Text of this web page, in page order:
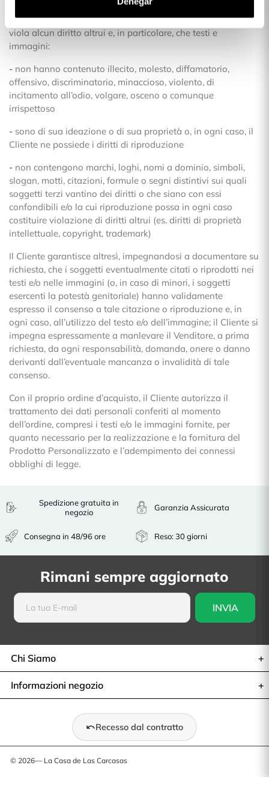
ogni caso i diritti di riproduzione. Il Cliente espressamente
garantisce che l’utilizzo di tali testi e immagini è lecito e non
viola alcun diritto altrui e, in particolare, che testi e
immagini:
- non hanno contenuto illecito, molesto, diffamatorio,
offensivo, discriminatorio, minaccioso, violento, di
incitamento all’odio, volgare, osceno o comunque
irrispettoso
- sono di sua ideazione o di sua proprietà o, in ogni caso, il
Cliente ne possiede i diritti di riproduzione
- non contengono marchi, loghi, nomi a dominio, simboli,
slogan, motti, citazioni, formule o segni distintivi sui quali
soggetti terzi vantino dei diritti o che siano con essi
confondibili e/o la cui riproduzione possa in ogni caso
costituire violazione di diritti altrui (es. diritti di proprietà
intellettuale, copyright, trademark)
Il Cliente garantisce altresì, impegnandosi a documentare su
richiesta, che i soggetti eventualmente citati o riprodotti nei
testi e/o nelle immagini (o, in caso di minori, i soggetti
esercenti la potestà genitoriale) hanno validamente
espresso il consenso a tale citazione o riproduzione e, in
ogni caso, all’utilizzo del testo e/o dell’immagine; il Cliente si
impegna espressamente a manlevare il Venditore, a prima
richiesta, da ogni responsabilità, domanda, onere o danno
derivanti dall’eventuale mancanza o invalidità di tale
consenso.
Con il proprio ordine d’acquisto, il Cliente autorizza il
trattamento dei dati personali conferiti al momento
dell’ordine, compresi i testi e/o le immagini fornite, per
quanto necessario per la realizzazione e la fornitura del
Prodotto Personalizzato e l’adempimento dei connessi
obblighi di legge.
Spedizione gratuita in
negozio
Consegna in 48/96 ore
Garanzia Assicurata
Reso: 30 giorni
Rimani sempre aggiornato
Chi Siamo
Informazioni negozio
Recesso dal contratto
© 2026— La Casa de Las Carcasas